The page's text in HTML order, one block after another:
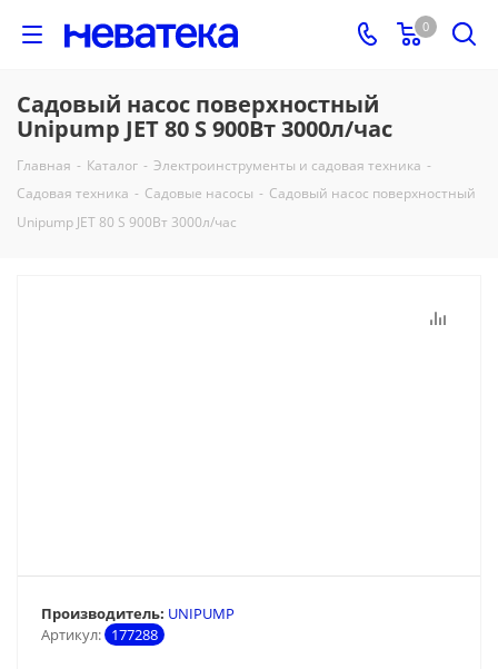
0
Садовый насос поверхностный
Unipump JET 80 S 900Вт 3000л/час
Главная - Каталог - Электроинструменты и садовая техника -
Садовая техника - Садовые насосы - Садовый насос поверхностный
Unipump JET 80 S 900Вт 3000л/час
Артикул: 177288
Производитель: UNIPUMP